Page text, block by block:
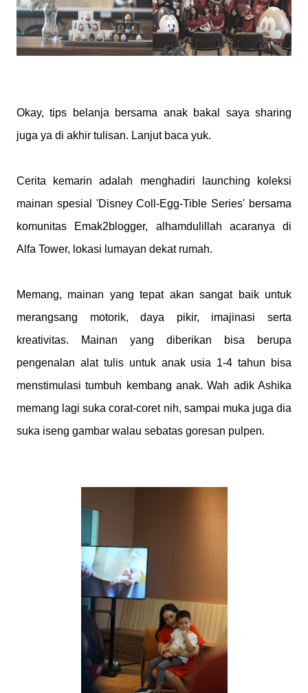
Okay, tips belanja bersama anak bakal saya sharing
juga ya di akhir tulisan. Lanjut baca yuk.
Cerita kemarin adalah menghadiri launching koleksi
mainan spesial 'Disney Coll-Egg-Tible Series' bersama
komunitas Emak2blogger, alhamdulillah acaranya di
Alfa Tower, lokasi lumayan dekat rumah.
Memang, mainan yang tepat akan sangat baik untuk
merangsang motorik, daya pikir, imajinasi serta
kreativitas. Mainan yang diberikan bisa berupa
pengenalan alat tulis untuk anak usia 1-4 tahun bisa
menstimulasi tumbuh kembang anak. Wah adik Ashika
memang lagi suka corat-coret nih, sampai muka juga dia
suka iseng gambar walau sebatas goresan pulpen.